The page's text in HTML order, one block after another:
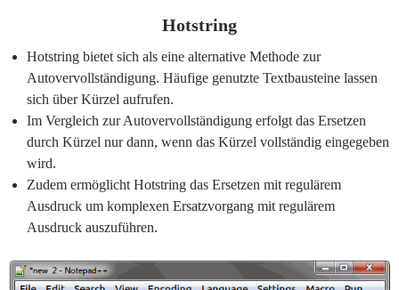
Hotstring
Hotstring bietet sich als eine alternative Methode zur
Autovervollständigung. Häufige genutzte Textbausteine lassen
sich über Kürzel aufrufen.
Im Vergleich zur Autovervollständigung erfolgt das Ersetzen
durch Kürzel nur dann, wenn das Kürzel vollständig eingegeben
wird.
Zudem ermöglicht Hotstring das Ersetzen mit regulärem
Ausdruck um komplexen Ersatzvorgang mit regulärem
Ausdruck auszuführen.